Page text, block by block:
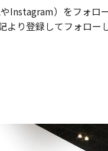
Instagram）をフォロ
より登録してフォロー